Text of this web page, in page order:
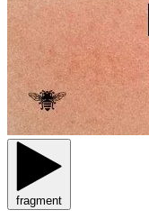
fragment